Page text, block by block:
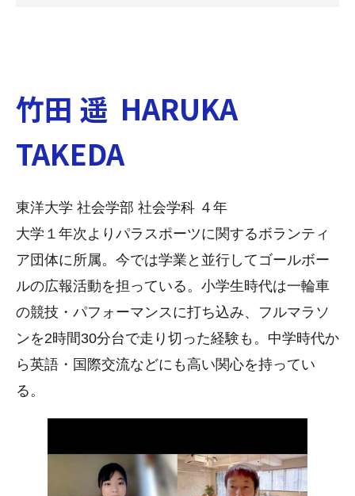
竹田 遥 HARUKA
TAKEDA
東洋大学 社会学部 社会学科 ４年
大学１年次よりパラスポーツに関するボランティ
ア団体に所属。今では学業と並行してゴールボー
ルの広報活動を担っている。小学生時代は一輪車
の競技・パフォーマンスに打ち込み、フルマラソ
ンを2時間30分台で走り切った経験も。中学時代か
ら英語・国際交流などにも高い関心を持ってい
る。